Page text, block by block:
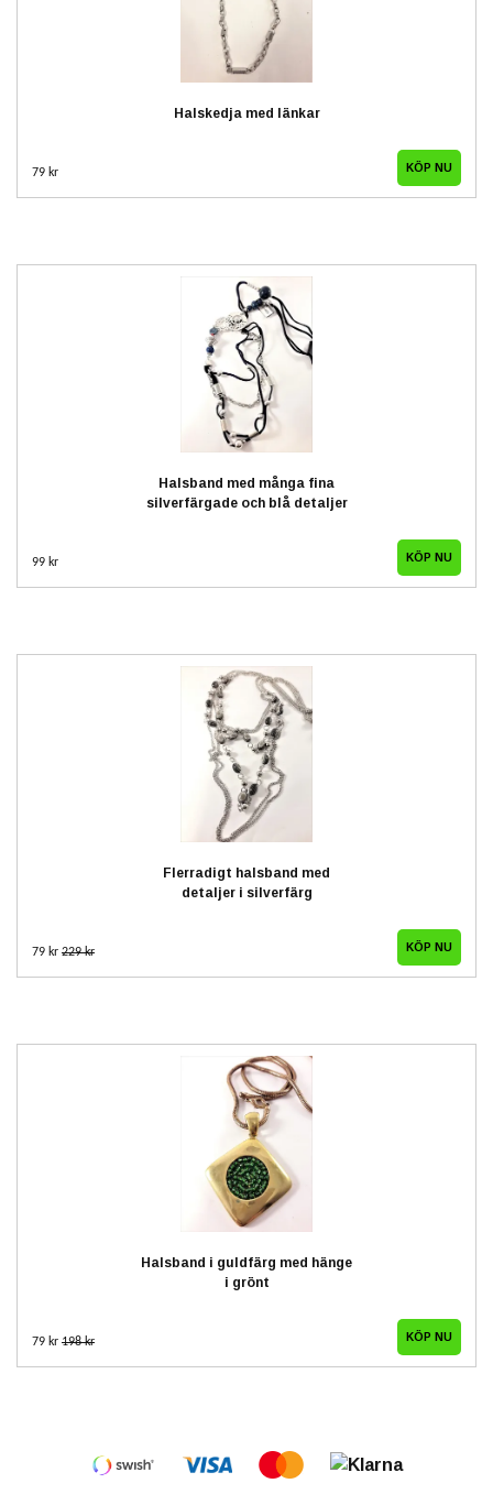
Halskedja med länkar
79 kr
Halsband med många fina
silverfärgade och blå detaljer
99 kr
Flerradigt halsband med
detaljer i silverfärg
79 kr 229 kr
Halsband i guldfärg med hänge
i grönt
79 kr 198 kr